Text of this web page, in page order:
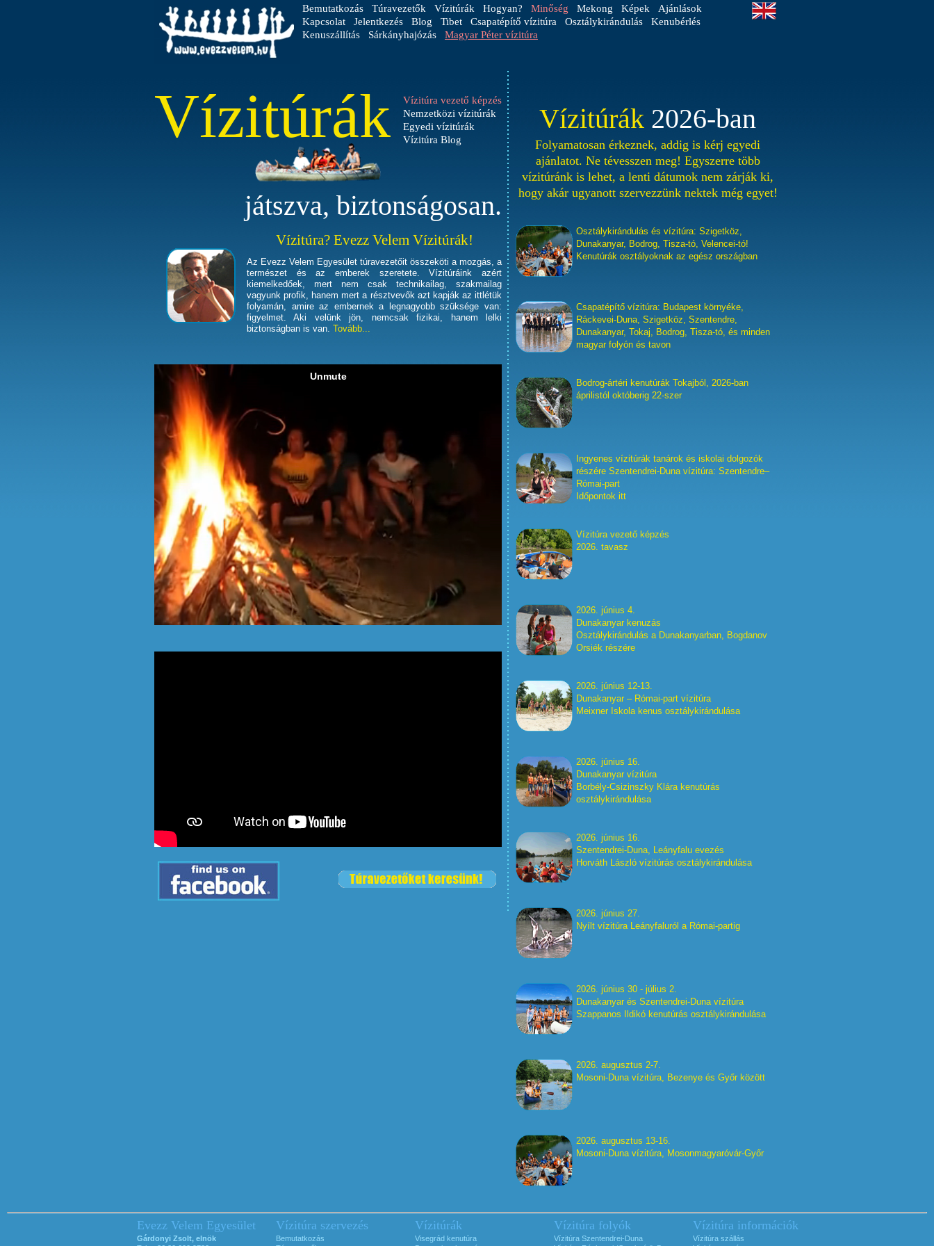
Bemutatkozás Túravezetők Vízitúrák Hogyan? Minőség Mekong Képek
Ajánlások
Kapcsolat
Jelentkezés Blog Tibet Csapatépítő vízitúra Osztálykirándulás
Kenubérlés
Kenuszállítás
Sárkányhajózás Magyar Péter vízitúra
Vízitúra vezető képzés
Nemzetközi vízitúrák
Egyedi vízitúrák
Vízitúra Blog
Vízitúrák
játszva, biztonságosan.
Vízitúra? Evezz Velem Vízitúrák!
Az Evezz Velem Egyesület túravezetőit összeköti a mozgás, a
természet és az emberek szeretete. Vízitúráink azért
kiemelkedőek, mert nem csak technikailag, szakmailag
vagyunk profik, hanem mert a résztvevők azt kapják az ittlétük
folyamán, amire az embernek a legnagyobb szüksége van:
figyelmet. Aki velünk jön, nemcsak fizikai, hanem lelki
biztonságban is van. Tovább...
Vízitúrák 2026-ban
Folyamatosan érkeznek, addig is kérj egyedi
ajánlatot. Ne tévesszen meg! Egyszerre több
vízitúránk is lehet, a lenti dátumok nem zárják ki,
hogy akár ugyanott szervezzünk nektek még egyet!
Osztálykirándulás és vízitúra: Szigetköz,
Dunakanyar, Bodrog, Tisza-tó, Velencei-tó!
Kenutúrák osztályoknak az egész országban
Csapatépítő vízitúra: Budapest környéke,
Ráckevei-Duna, Szigetköz, Szentendre,
Dunakanyar, Tokaj, Bodrog, Tisza-tó, és minden
magyar folyón és tavon
Bodrog-ártéri kenutúrák Tokajból, 2026-ban
áprilistól októberig 22-szer
Ingyenes vízitúrák tanárok és iskolai dolgozók
részére Szentendrei-Duna vízitúra: Szentendre–
Római-part
Időpontok itt
Vízitúra vezető képzés
2026. tavasz
2026. június 4.
Dunakanyar kenuzás
Osztálykirándulás a Dunakanyarban, Bogdanov
Orsiék részére
2026. június 12-13.
Dunakanyar – Római-part vízitúra
Meixner Iskola kenus osztálykirándulása
2026. június 16.
Dunakanyar vízitúra
Borbély-Csizinszky Klára kenutúrás
osztálykirándulása
2026. június 16.
Szentendrei-Duna, Leányfalu evezés
Horváth László vízitúrás osztálykirándulása
2026. június 27.
Nyílt vízitúra Leányfaluról a Római-partig
2026. június 30 - július 2.
Dunakanyar és Szentendrei-Duna vízitúra
Szappanos Ildikó kenutúrás osztálykirándulása
2026. augusztus 2-7.
Mosoni-Duna vízitúra, Bezenye és Győr között
2026. augusztus 13-16.
Mosoni-Duna vízitúra, Mosonmagyaróvár-Győr
Evezz Velem Egyesület
Gárdonyi Zsolt, elnök
Vízitúra szervezés
Bemutatkozás
Vízitúrák
Visegrád kenutúra
Vízitúra folyók
Vízitúra Szentendrei-Duna
Vízitúra információk
Vízitúra szállás